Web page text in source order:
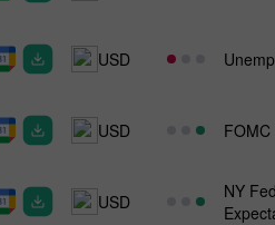
USD
USD
USD
NY